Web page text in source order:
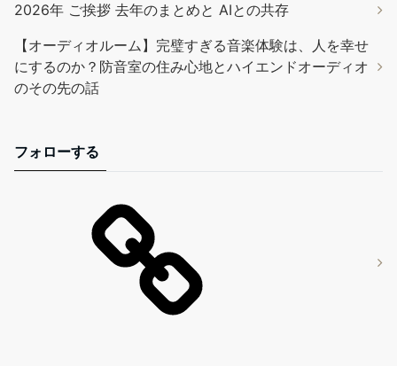
2026年 ご挨拶 去年のまとめと AIとの共存
【オーディオルーム】完璧すぎる音楽体験は、人を幸せ
にするのか？防音室の住み心地とハイエンドオーディオ
のその先の話
フォローする